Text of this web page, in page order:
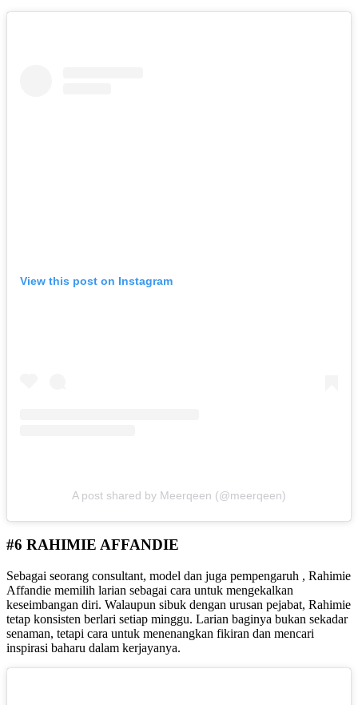
View this post on Instagram
A post shared by Meerqeen (@meerqeen)
#6 RAHIMIE AFFANDIE
Sebagai seorang consultant, model dan juga pempengaruh , Rahimie
Affandie memilih larian sebagai cara untuk mengekalkan
keseimbangan diri. Walaupun sibuk dengan urusan pejabat, Rahimie
tetap konsisten berlari setiap minggu. Larian baginya bukan sekadar
senaman, tetapi cara untuk menenangkan fikiran dan mencari
inspirasi baharu dalam kerjayanya.